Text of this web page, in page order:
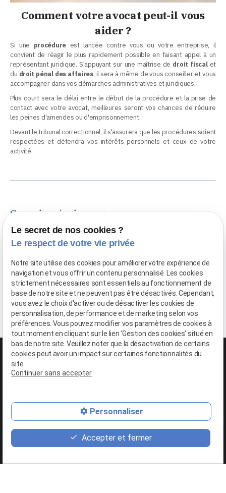
Comment votre avocat peut-il vous
aider ?
Si une procédure est lancée contre vous ou votre entreprise, il
convient de réagir le plus rapidement possible en faisant appel à un
représentant juridique. S'appuyant sur une maîtrise de droit fiscalet
du droit pénal des affaires, il sera à même de vous conseiller et vous
accompagner dans vos démarches administratives et juridiques.
Plus court sera le délai entre le début de la procédure et la prise de
contact avec votre avocat, meilleures seront vos chances de réduire
les peines d'amendes ou d'emprisonnement.
Devant le tribunal correctionnel, il s'assurera que les procédures soient
respectées et défendra vos intérêts personnels et ceux de votre
activité.
Consultez également :
Fiscalité internationale
Contentieux fiscal
Fiscalité agricole
01 88 24 26 19
Le secret de nos cookies ?
Le respect de votre vie privée
Notre site utilise des cookies pour améliorer votre expérience de
navigation et vous offrir un contenu personnalisé. Les cookies
strictement nécessaires sont essentiels au fonctionnement de
base de notre site et ne peuvent pas être désactivés. Cependant,
vous avez le choix d'activer ou de désactiver les cookies de
personnalisation, de performance et de marketing selon vos
préférences. Vous pouvez modifier vos paramètres de cookies à
tout moment en cliquant sur le lien 'Gestion des cookies' situé en
bas de notre site. Veuillez noter que la désactivation de certains
cookies peut avoir un impact sur certaines fonctionnalités du
site.
Continuer sans accepter
Personnaliser
Accepter et fermer